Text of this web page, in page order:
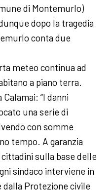
di Montemurlo)
dopo la tragedia
conta due
meteo continua ad
a piano terra.
“I danni
una serie di
con somme
tempo. A garanzia
sulla base delle
sindaco interviene in
Protezione civile